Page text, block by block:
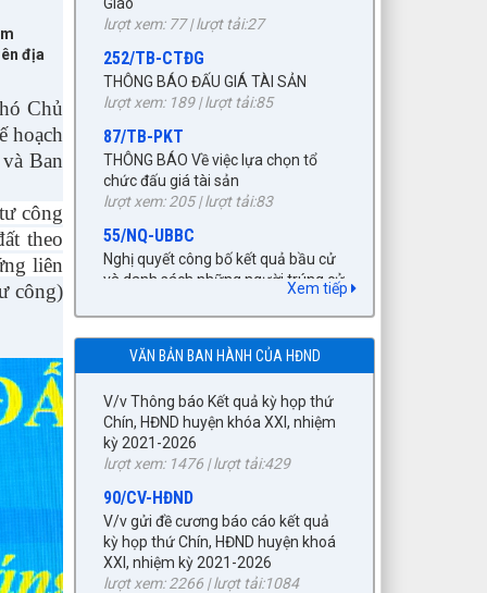
địa
Chủ
hoạch
Ban
công
theo
liên
công)
lượt xem: 189 | lượt tải:85
THÔNG BÁO Về việc lựa chọn tổ
chức đấu giá tài sản
lượt xem: 205 | lượt tải:83
55/NQ-UBBC
Nghị quyết công bố kết quả bầu cử
và danh sách những người trúng cử
đại biểu HĐND xã Tuần Giáo khóa II,
nhiệm kỳ 2026 - 2031 theo từng
đơn vị bầu cử (có danh sách kèm
theo)
KẾ HOẠCH tháng 3 năm 2026 Đấu
giá quyền sử dụng đất, để giao đất
có thu tiền sử dụng đất thông qua
hình thức đấu giá quyền sử dụng
đất năm 2026
lượt xem: 265 | lượt tải:246
92/QĐ-BNG
Về việc công bố danh mục văn bản
quy phạm pháp luật hết hiệu lực
toàn bộ và văn bản quy phạm pháp
luật hết hiệu lực một phần thuộc
Xem tiếp
VĂN BẢN BAN HÀNH CỦA HĐND
27/NQ-HĐND
Về chủ trương sắp xếp đơn vị hành
chính cấp xã trên địa bàn huyện
kèm Biên Bản kỳ họp HĐND)
lượt xem: 1523 | lượt tải:957
V/v Thông báo Kết quả kỳ họp thứ
Chín, HĐND huyện khóa XXI, nhiệm
kỳ 2021-2026
90/CV-HĐND
V/v gửi đề cương báo cáo kết quả
kỳ họp thứ Chín, HĐND huyện khoá
lượt xem: 2266 | lượt tải:1084
23/TB- HĐND
V/v thông báo thời gian, lịch giám
sát chuyên đề của HĐND huyện.